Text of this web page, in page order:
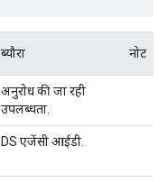
ब्यौरा नोट
अनुरोध की जा रही
उपलब्धता.
DS एजेंसी आईडी.